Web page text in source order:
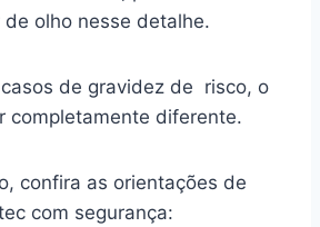
olho nesse detalhe.
de gravidez de risco, o
completamente diferente.
confira as orientações de
com segurança: